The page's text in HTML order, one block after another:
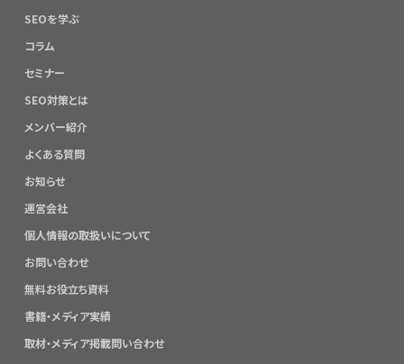
SEOを学ぶ
コラム
セミナー
SEO対策とは
メンバー紹介
よくある質問
お知らせ
運営会社
個人情報の取扱いについて
お問い合わせ
無料お役立ち資料
書籍・メディア実績
取材・メディア掲載問い合わせ